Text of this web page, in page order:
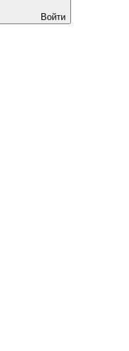
Войти